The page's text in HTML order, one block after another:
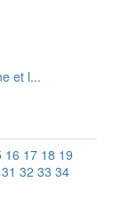
et l...
16 17 18 19
31 32 33 34